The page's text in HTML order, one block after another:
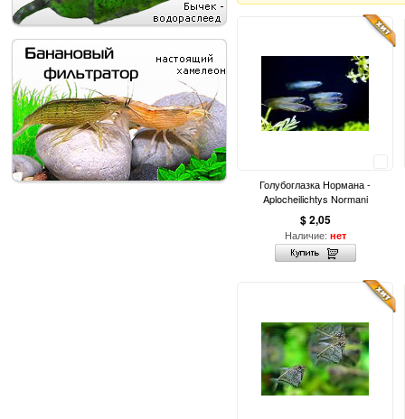
Голубоглазка Нормана -
Aplocheilichtys Normani
$ 2,05
Наличие: нет